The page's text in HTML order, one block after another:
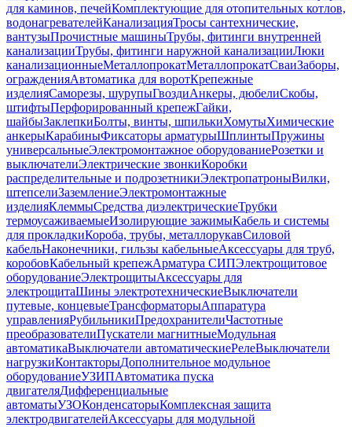
для каминов, печейКомплектующие для отопительных котлов,
водонагревателейКанализацияТросы сантехнические,
вантузыПрочистные машиныТрубы, фитинги внутренней
канализацииТрубы, фитинги наружной канализацииЛюки
канализационныеМеталлопрокатМеталлопрокатСваиЗаборы,
огражденияАвтоматика для воротКрепежные
изделияСаморезы, шурупыГвоздиАнкеры, дюбелиСкобы,
штифтыПерфорированный крепежГайки,
шайбыЗаклепкиБолты, винты, шпилькиХомутыХимические
анкерыКарабиныФиксаторы арматурыШплинтыПружины
универсальныеЭлектромонтажное оборудованиеРозетки и
выключателиЭлектрические звонкиКоробки
распределительные и подрозетникиЭлектропатроныВилки,
штепселиЗаземлениеЭлектромонтажные
изделияКлеммыСредства диэлектрическиеТрубки
термоусаживаемыеИзолирующие зажимыКабель и системы
для прокладкиКороба, трубы, металлорукавСиловой
кабельНаконечники, гильзы кабельныеАксессуары для труб,
коробовКабельный крепежАрматура СИПЭлектрощитовое
оборудованиеЭлектрощитыАксессуары для
электрощитаШины электротехническиеВыключатели
путевые, концевыеТрансформаторыАппаратура
управленияРубильникиПредохранителиЧастотные
преобразователиПускатели магнитныеМодульная
автоматикаВыключатели автоматическиеРелеВыключатели
нагрузкиКонтакторыДополнительное модульное
оборудованиеУЗИПАвтоматика пуска
двигателяДифференциальные
автоматыУЗОКонденсаторыКомплексная защита
электродвигателейАксессуары для модульной